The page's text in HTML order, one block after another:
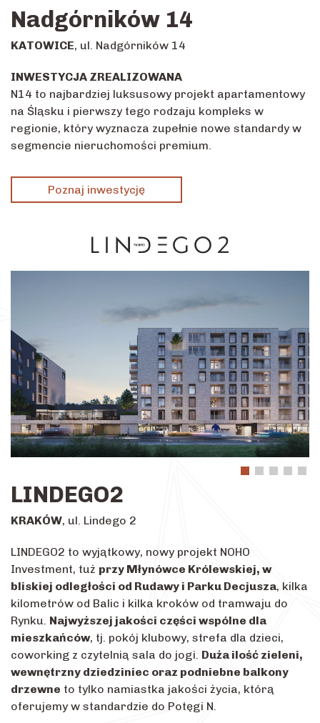
Nadgórników 14
KATOWICE, ul. Nadgórników 14
INWESTYCJA ZREALIZOWANA
N14 to najbardziej luksusowy projekt apartamentowy
na Śląsku i pierwszy tego rodzaju kompleks w
regionie, który wyznacza zupełnie nowe standardy w
segmencie nieruchomości premium.
Poznaj inwestycję
LINDEGO2
KRAKÓW, ul. Lindego 2
LINDEGO2 to wyjątkowy, nowy projekt NOHO
Investment, tuż przy Młynówce Królewskiej, w
bliskiej odległości od Rudawy i Parku Decjusza, kilka
kilometrów od Balic i kilka kroków od tramwaju do
Rynku. Najwyższej jakości części wspólne dla
mieszkańców, tj. pokój klubowy, strefa dla dzieci,
coworking z czytelnią sala do jogi. Duża ilość zieleni,
wewnętrzny dziedziniec oraz podniebne balkony
drzewne to tylko namiastka jakości życia, którą
oferujemy w standardzie do Potęgi N.